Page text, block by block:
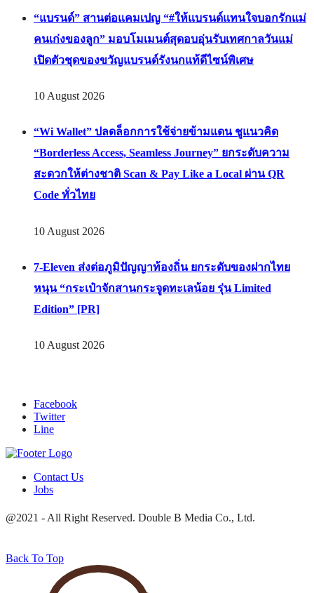
“แบรนด์” สานต่อแคมเปญ “#ให้แบรนด์แทนใจบอกรักแม่
คนเก่งของลูก” มอบโมเมนต์สุดอบอุ่นรับเทศกาลวันแม่
เปิดตัวชุดของขวัญแบรนด์รังนกแท้ดีไซน์พิเศษ
10 August 2026
“Wi Wallet” ปลดล็อกการใช้จ่ายข้ามแดน ชูแนวคิด
“Borderless Access, Seamless Journey” ยกระดับความ
สะดวกให้ต่างชาติ Scan & Pay Like a Local ผ่าน QR
Code ทั่วไทย
10 August 2026
7-Eleven ส่งต่อภูมิปัญญาท้องถิ่น ยกระดับของฝากไทย
หนุน “กระเป๋าจักสานกระจูดทะเลน้อย รุ่น Limited
Edition” [PR]
10 August 2026
Facebook
Twitter
Line
Contact Us
Jobs
@2021 - All Right Reserved. Double B Media Co., Ltd.
Back To Top